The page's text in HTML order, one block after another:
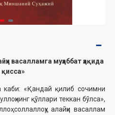
васалламга муҳаббат ҳақида
қисса»
каби: «Қандай қилиб сочимни
қўллари теккан бўлса»,
соллаллоҳу алайҳи васаллам